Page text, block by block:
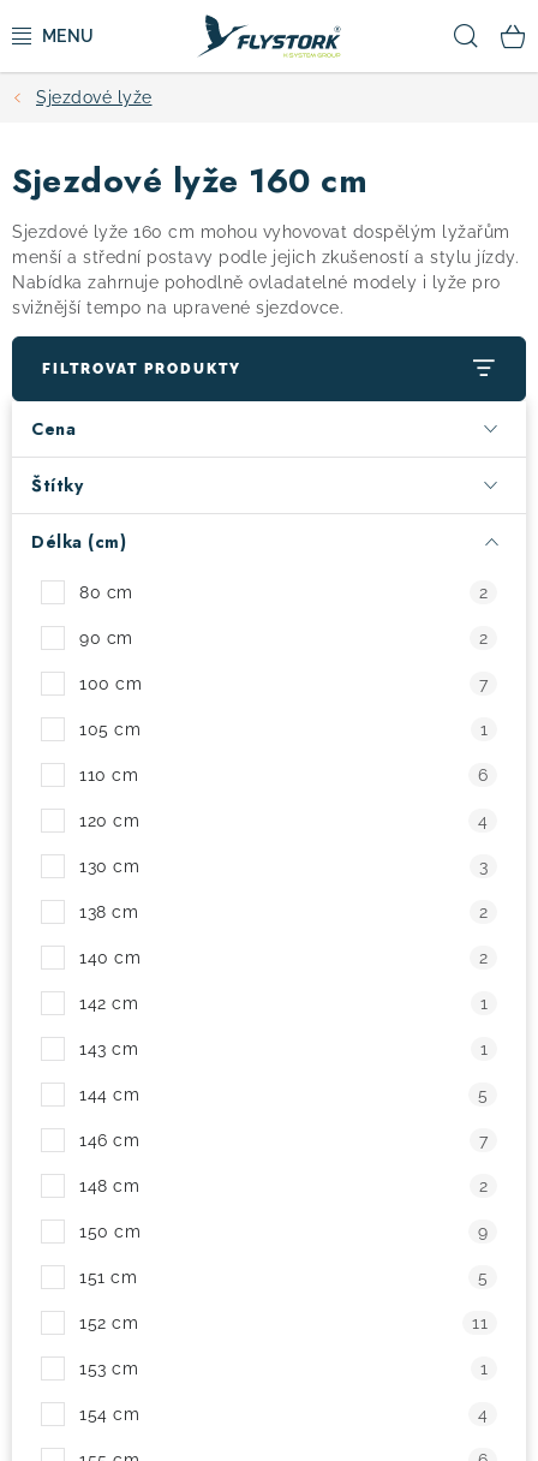
na
CYKLISTIKA
ZIMNÍ SPORTY
KOLOBĚŽKY
OBLEČENÍ A BOTY
DOPLŇKY
VÝPRODEJ
! Akce ! Obchodní podmínky
Moje objednávka
Sjezdové lyže
Sjezdové lyže 160 cm
Sjezdové lyže 160 cm mohou vyhovovat dospělým lyžařům
menší a střední postavy podle jejich zkušeností a stylu jízdy.
Nabídka zahrnuje pohodlně ovladatelné modely i lyže pro
svižnější tempo na upravené sjezdovce.
FILTROVAT PRODUKTY
Cena
Štítky
Délka (cm)
80 cm 2
90 cm 2
100 cm 7
105 cm 1
110 cm 6
120 cm 4
130 cm 3
138 cm 2
140 cm 2
142 cm 1
143 cm 1
144 cm 5
146 cm 7
148 cm 2
150 cm 9
151 cm 5
152 cm 11
153 cm 1
154 cm 4